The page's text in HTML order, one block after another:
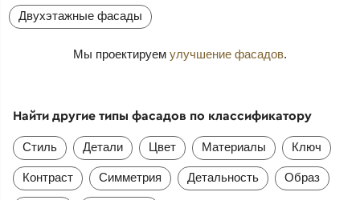
Двухэтажные фасады
Мы проектируем улучшение фасадов.
Найти другие типы фасадов по классификатору
Стиль Детали Цвет Материалы Ключ
Контраст Симметрия Детальность Образ